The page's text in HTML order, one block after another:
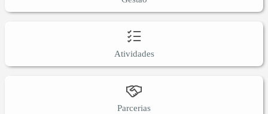
Atividades
Parcerias